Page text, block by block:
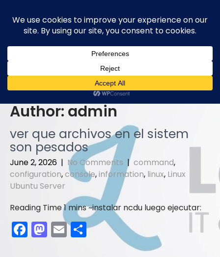
content
Author: admin
ver que archivos en el sistem
son pesados
June 2, 2026 | No Comments | command,
configuration,console,information, linux, Linux
Ubuntu Server
instalar ncdu luego ejecutar:
F
a
M
a
E
m
S